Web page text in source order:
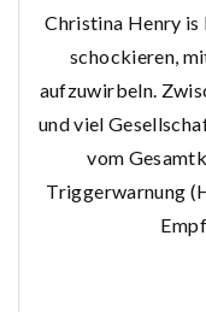
Christina Henry is
schockieren,
aufzuwirbeln.
und viel
vom
Triggerwarnung